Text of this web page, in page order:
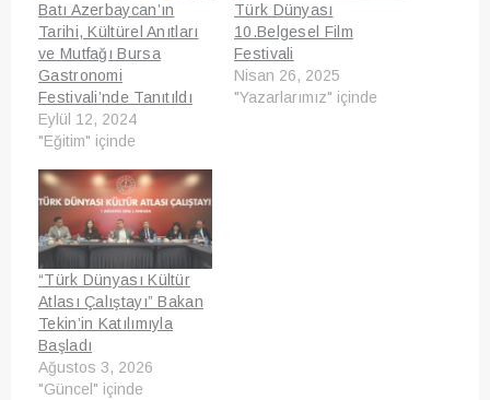
Batı Azerbaycan’ın
Tarihi, Kültürel Anıtları
ve Mutfağı Bursa
Gastronomi
Festivali’nde Tanıtıldı
Eylül 12, 2024
"Eğitim" içinde
Türk Dünyası
10.Belgesel Film
Festivali
Nisan 26, 2025
"Yazarlarımız" içinde
“Türk Dünyası Kültür
Atlası Çalıştayı” Bakan
Tekin’in Katılımıyla
Başladı
Ağustos 3, 2026
"Güncel" içinde